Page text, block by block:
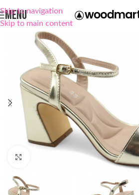
Skip to navigation
Skip to main content
MENU